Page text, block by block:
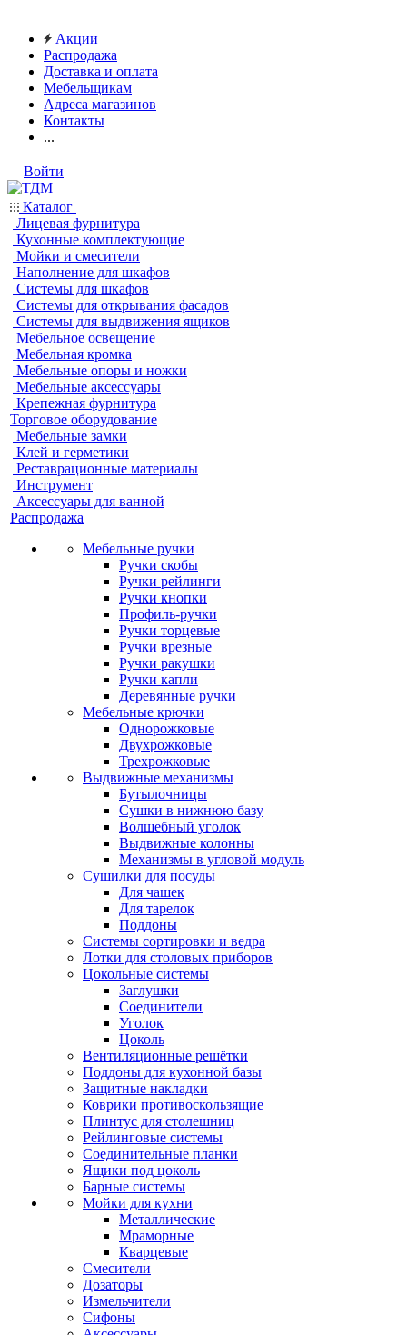
Акции
Распродажа
Доставка и оплата
Мебельщикам
Адреса магазинов
Контакты
...
Войти
Каталог
Лицевая фурнитура
Кухонные комплектующие
Мойки и смесители
Наполнение для шкафов
Системы для шкафов
Системы для открывания фасадов
Системы для выдвижения ящиков
Мебельное освещение
Мебельная кромка
Мебельные опоры и ножки
Мебельные аксессуары
Крепежная фурнитура
Торговое оборудование
Мебельные замки
Клей и герметики
Реставрационные материалы
Инструмент
Аксессуары для ванной
Распродажа
Мебельные ручки
Ручки скобы
Ручки рейлинги
Ручки кнопки
Профиль-ручки
Ручки торцевые
Ручки врезные
Ручки ракушки
Ручки капли
Деревянные ручки
Мебельные крючки
Однорожковые
Двухрожковые
Трехрожковые
Выдвижные механизмы
Бутылочницы
Сушки в нижнюю базу
Волшебный уголок
Выдвижные колонны
Механизмы в угловой модуль
Сушилки для посуды
Для чашек
Для тарелок
Поддоны
Системы сортировки и ведра
Лотки для столовых приборов
Цокольные системы
Заглушки
Соединители
Уголок
Цоколь
Вентиляционные решётки
Поддоны для кухонной базы
Защитные накладки
Коврики противоскользящие
Плинтус для столешниц
Рейлинговые системы
Соединительные планки
Ящики под цоколь
Барные системы
Мойки для кухни
Металлические
Мраморные
Кварцевые
Смесители
Дозаторы
Измельчители
Сифоны